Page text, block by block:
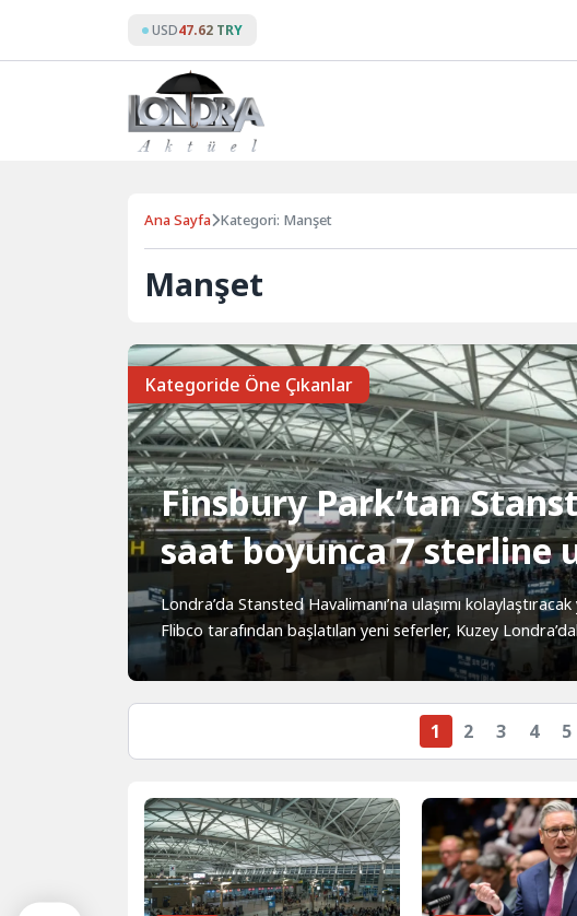
content
USD47.62 TRY
Ana Sayfa Kategori: Manşet
Manşet
Kategoride Öne Çıkanlar
Finsbury Park’tan
saat boyunca 7 sterline
Londra’da Stansted Havalimanı’na ulaşımı
Flibco tarafından başlatılan yeni seferler, Kuzey
1 2 3 4 5